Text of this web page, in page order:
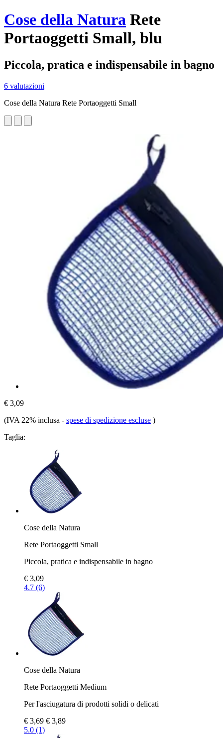
Cose della Natura Rete
Portaoggetti Small, blu
Piccola, pratica e indispensabile in bagno
6 valutazioni
Cose della Natura Rete Portaoggetti Small
€ 3,09
(IVA 22% inclusa - spese di spedizione escluse )
Taglia:
Cose della Natura
Rete Portaoggetti Small
Piccola, pratica e indispensabile in bagno
€ 3,09
4.7 (6)
Cose della Natura
Rete Portaoggetti Medium
Per l'asciugatura di prodotti solidi o delicati
€ 3,69 € 3,89
5.0 (1)